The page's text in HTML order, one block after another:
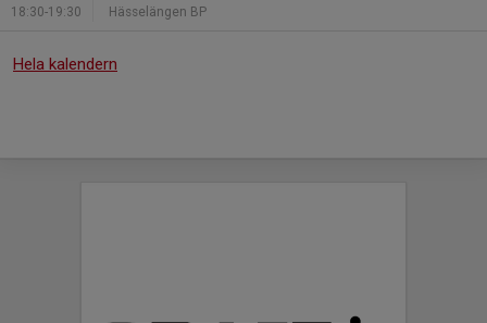
18:30-19:30 Hässelängen BP
Hela kalendern